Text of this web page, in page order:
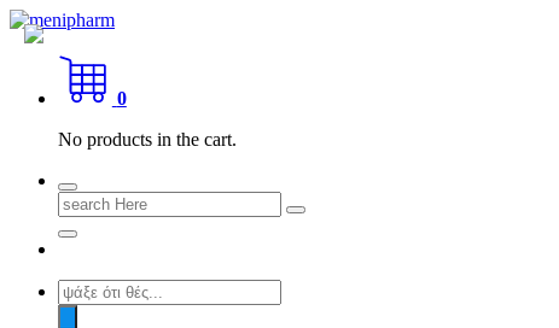
Skip
content
shop 2 easily
0
No products in the cart.
Search
for:
Products
search